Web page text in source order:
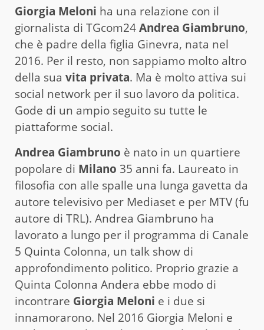
Giorgia Meloni ha una relazione con il
giornalista di TGcom24Andrea Giambruno,
che è padre della figlia Ginevra, nata nel
2016. Per il resto, non sappiamo molto altro
della sua vita privata. Ma è molto attiva sui
social network per il suo lavoro da politica.
Gode di un ampio seguito su tutte le
piattaforme social.
Andrea Giambruno è nato in un quartiere
popolare di Milano 35 anni fa. Laureato in
filosofia con alle spalle una lunga gavetta da
autore televisivo per Mediaset e per MTV (fu
autore di TRL). Andrea Giambruno ha
lavorato a lungo per il programma di Canale
5 Quinta Colonna, un talk show di
approfondimento politico. Proprio grazie a
Quinta Colonna Andera ebbe modo di
incontrare Giorgia Meloni e i due si
innamorarono. Nel 2016 Giorgia Meloni e